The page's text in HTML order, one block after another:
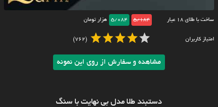
ساخت با طلای ۱۸ عیار 5/184
5/084 هزار تومان
امتیاز کاربران (762)
مشاهده و سفارش از روی این نمونه
دستبند طلا مدل بی نهایت با سنگ